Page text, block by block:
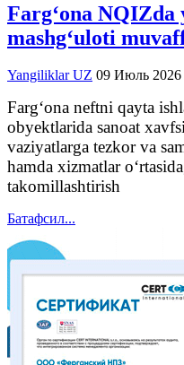
Farg‘ona NQIZda
mashg‘uloti
Yangiliklar UZ 09 Июль 2026
Farg‘ona neftni qayta
obyektlarida sanoat
vaziyatlarga tezkor va
hamda xizmatlar
takomillashtirish
Батафсил...